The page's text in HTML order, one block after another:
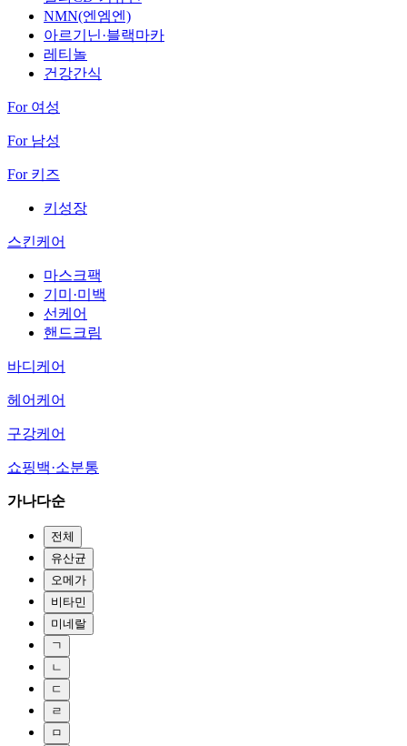
NMN(엔엠엔)
아르기닌·블랙마카
레티놀
건강간식
For 여성
For 남성
For 키즈
키성장
스킨케어
마스크팩
기미·미백
선케어
핸드크림
바디케어
헤어케어
구강케어
쇼핑백·소분통
가나다순
전체
유산균
오메가
비타민
미네랄
ㄱ
ㄴ
ㄷ
ㄹ
ㅁ